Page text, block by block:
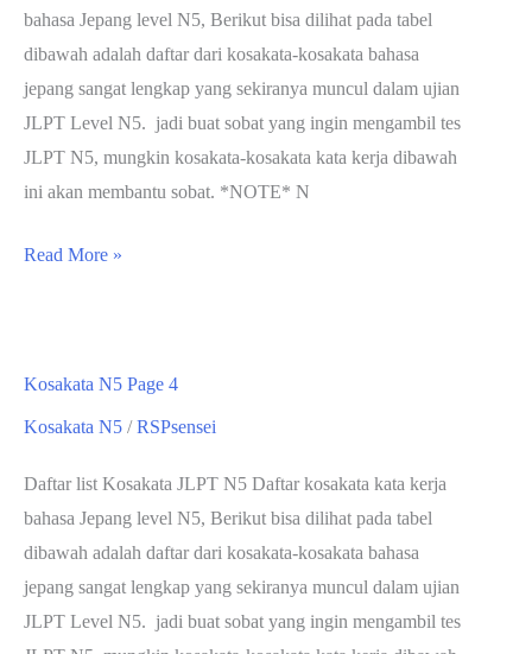
bahasa Jepang level N5, Berikut bisa dilihat pada tabel
dibawah adalah daftar dari kosakata-kosakata bahasa
jepang sangat lengkap yang sekiranya muncul dalam ujian
JLPT Level N5. jadi buat sobat yang ingin mengambil tes
JLPT N5, mungkin kosakata-kosakata kata kerja dibawah
ini akan membantu sobat. *NOTE* N
Kosakata
Read More »
Kosakata N5 Page 4
Kosakata N5 /RSPsensei
Daftar list Kosakata JLPT N5 Daftar kosakata kata kerja
bahasa Jepang level N5, Berikut bisa dilihat pada tabel
dibawah adalah daftar dari kosakata-kosakata bahasa
jepang sangat lengkap yang sekiranya muncul dalam ujian
JLPT Level N5. jadi buat sobat yang ingin mengambil tes